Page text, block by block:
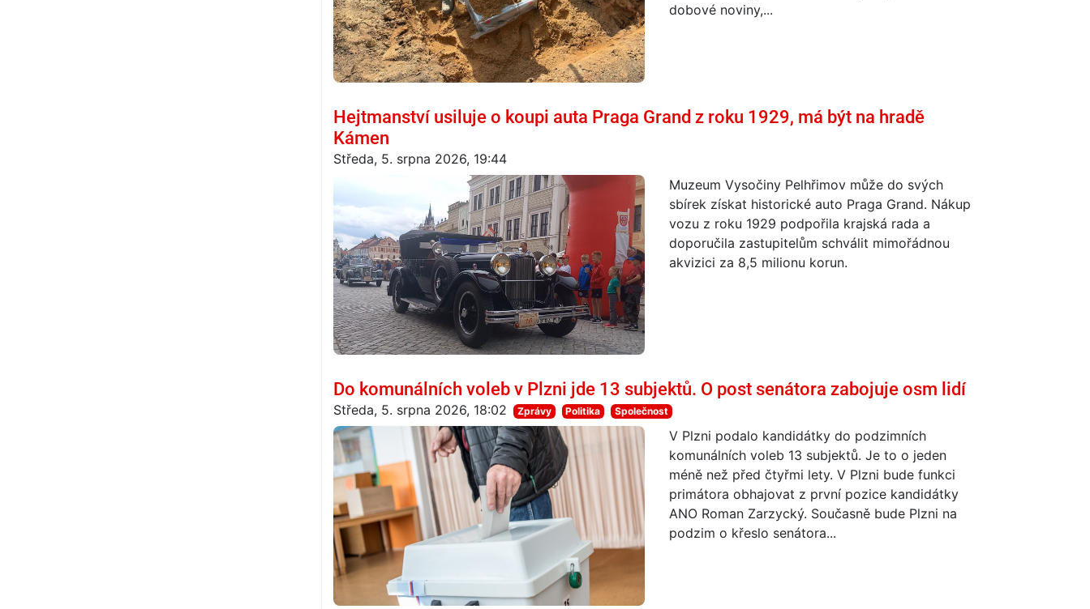
dobové noviny,...
Hejtmanství usiluje o koupi auta Praga Grand z roku 1929, má být na hradě
Kámen
Středa, 5. srpna 2026, 19:44
Muzeum Vysočiny Pelhřimov může do svých
sbírek získat historické auto Praga Grand. Nákup
vozu z roku 1929 podpořila krajská rada a
doporučila zastupitelům schválit mimořádnou
akvizici za 8,5 milionu korun.
Do komunálních voleb v Plzni jde 13 subjektů. O post senátora zabojuje osm lidí
Středa, 5. srpna 2026, 18:02 Zprávy Politika Společnost
V Plzni podalo kandidátky do podzimních
komunálních voleb 13 subjektů. Je to o jeden
méně než před čtyřmi lety. V Plzni bude funkci
primátora obhajovat z první pozice kandidátky
ANO Roman Zarzycký. Současně bude Plzni na
podzim o křeslo senátora...